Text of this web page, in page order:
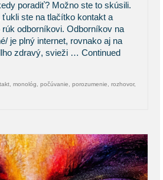
poradiť? Možno ste to skúsili.
ťukli ste na tlačítko kontakt a
odborníkovi. Odborníkov na
je plný internet, rovnako aj na
zdravý, svieži … Continued
monológ počúvanie porozumenie rozhovor,